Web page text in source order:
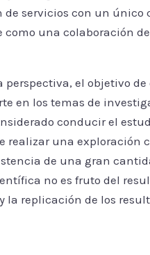
de servicios con un
como una colaboración
perspectiva, el objetivo
en los temas de
conducir el
realizar una
de una gran
no es fruto del
la replicación de los